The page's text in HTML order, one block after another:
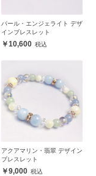
パール・エンジェライト デザ
インブレスレット
10,600
アクアマリン・翡翠 デザイン
ブレスレット
9,000